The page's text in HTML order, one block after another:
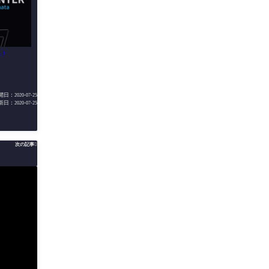
日： 2020-07-25
日： 2020-07-25
次の記事